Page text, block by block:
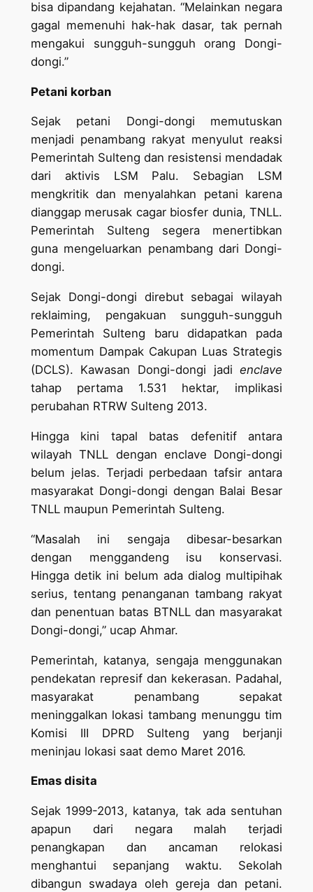
bisa dipandang kejahatan. “Melainkan negara
gagal memenuhi hak-hak dasar, tak pernah
mengakui sungguh-sungguh orang Dongi-
dongi.”
Petani korban
Sejak petani Dongi-dongi memutuskan
menjadi penambang rakyat menyulut reaksi
Pemerintah Sulteng dan resistensi mendadak
dari aktivis LSM Palu. Sebagian LSM
mengkritik dan menyalahkan petani karena
dianggap merusak cagar biosfer dunia, TNLL.
Pemerintah Sulteng segera menertibkan
guna mengeluarkan penambang dari Dongi-
dongi.
Sejak Dongi-dongi direbut sebagai wilayah
reklaiming, pengakuan sungguh-sungguh
Pemerintah Sulteng baru didapatkan pada
momentum Dampak Cakupan Luas Strategis
(DCLS). Kawasan Dongi-dongi jadienclave
tahap pertama 1.531 hektar, implikasi
perubahan RTRW Sulteng 2013.
Hingga kini tapal batas defenitif antara
wilayah TNLL dengan enclave Dongi-dongi
belum jelas. Terjadi perbedaan tafsir antara
masyarakat Dongi-dongi dengan Balai Besar
TNLL maupun Pemerintah Sulteng.
“Masalah ini sengaja dibesar-besarkan
dengan menggandeng isu konservasi.
Hingga detik ini belum ada dialog multipihak
serius, tentang penanganan tambang rakyat
dan penentuan batas BTNLL dan masyarakat
Dongi-dongi,” ucap Ahmar.
Pemerintah, katanya, sengaja menggunakan
pendekatan represif dan kekerasan. Padahal,
masyarakat penambang sepakat
meninggalkan lokasi tambang menunggu tim
Komisi III DPRD Sulteng yang berjanji
meninjau lokasi saat demo Maret 2016.
Emas disita
Sejak 1999-2013, katanya, tak ada sentuhan
apapun dari negara malah terjadi
penangkapan dan ancaman relokasi
menghantui sepanjang waktu. Sekolah
dibangun swadaya oleh gereja dan petani.